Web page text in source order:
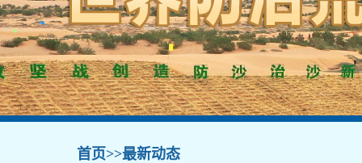
首页>>最新动态